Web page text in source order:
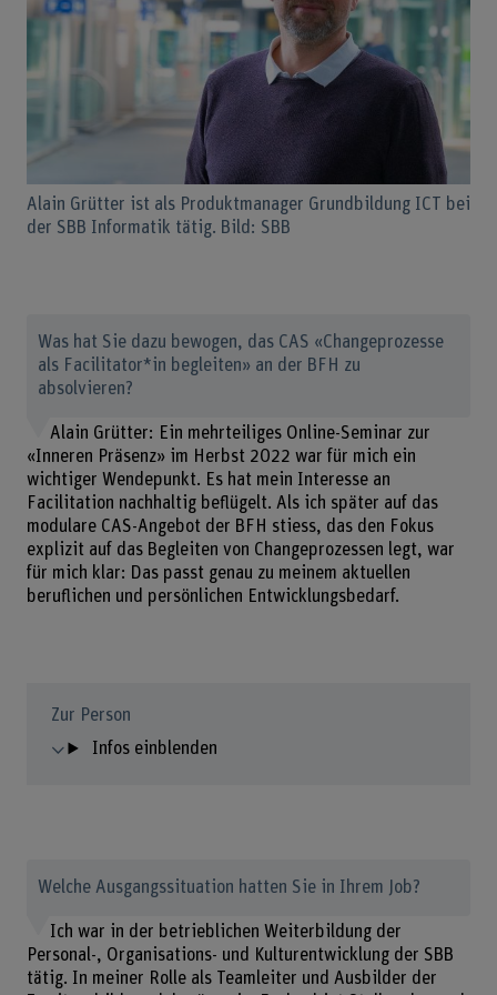
Alain Grütter ist als Produktmanager Grundbildung ICT bei
der SBB Informatik tätig. Bild: SBB
Was hat Sie dazu bewogen, das CAS «Changeprozesse
als Facilitator*in begleiten» an der BFH zu
absolvieren?
Alain Grütter: Ein mehrteiliges Online-Seminar zur
«Inneren Präsenz» im Herbst 2022 war für mich ein
wichtiger Wendepunkt. Es hat mein Interesse an
Facilitation nachhaltig beflügelt. Als ich später auf das
modulare CAS-Angebot der BFH stiess, das den Fokus
explizit auf das Begleiten von Changeprozessen legt, war
für mich klar: Das passt genau zu meinem aktuellen
beruflichen und persönlichen Entwicklungsbedarf.
Zur Person
Infos einblenden
Welche Ausgangssituation hatten Sie in Ihrem Job?
Ich war in der betrieblichen Weiterbildung der
Personal-, Organisations- und Kulturentwicklung der SBB
tätig. In meiner Rolle als Teamleiter und Ausbilder der